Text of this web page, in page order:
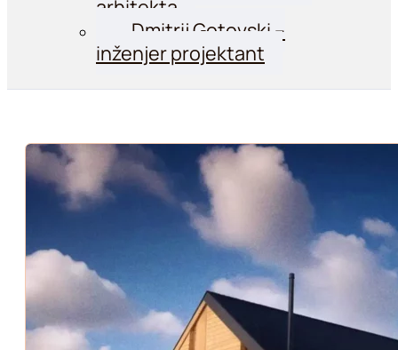
arhitekta
Dmitrij Gotovski –
inženjer projektant